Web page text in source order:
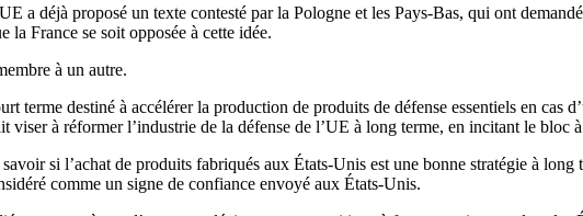
a déjà proposé un texte contesté par la Pologne et les Pays-Bas, qui ont
la France se soit opposée à cette idée.
à un autre.
terme destiné à accélérer la production de produits de défense essentiels en cas
viser à réformer l’industrie de la défense de l’UE à long terme, en incitant le bloc
si l’achat de produits fabriqués aux États-Unis est une bonne stratégie à
comme un signe de confiance envoyé aux États-Unis.